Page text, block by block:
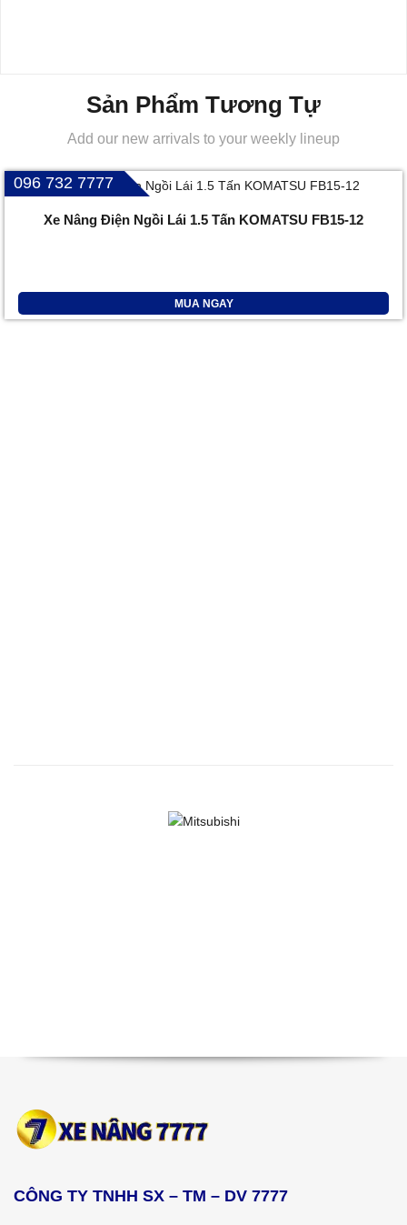
Sản Phẩm Tương Tự
Add our new arrivals to your weekly lineup
096 732 7777
Xe Nâng Điện Ngồi Lái 1.5 Tấn KOMATSU FB15-12
MUA NGAY
CÔNG TY TNHH SX – TM – DV 7777